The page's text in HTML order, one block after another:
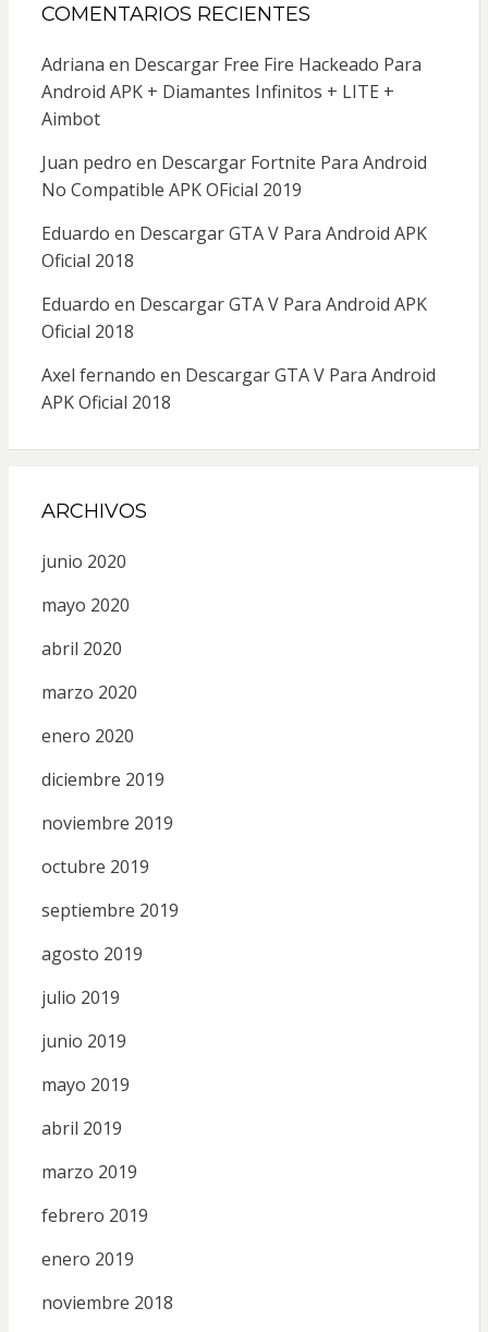
COMENTARIOS RECIENTES
Adriana en Descargar Free Fire Hackeado Para
Android APK + Diamantes Infinitos + LITE +
Aimbot
Juan pedro en Descargar Fortnite Para Android
No Compatible APK OFicial 2019
Eduardo en Descargar GTA V Para Android APK
Oficial 2018
Eduardo en Descargar GTA V Para Android APK
Oficial 2018
Axel fernando en Descargar GTA V Para Android
APK Oficial 2018
ARCHIVOS
junio 2020
mayo 2020
abril 2020
marzo 2020
enero 2020
diciembre 2019
noviembre 2019
octubre 2019
septiembre 2019
agosto 2019
julio 2019
junio 2019
mayo 2019
abril 2019
marzo 2019
febrero 2019
enero 2019
noviembre 2018